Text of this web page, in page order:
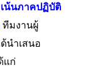
เน้นภาคปฏิบัติ
ทีมงานผู้
นำเสนอ
แก่